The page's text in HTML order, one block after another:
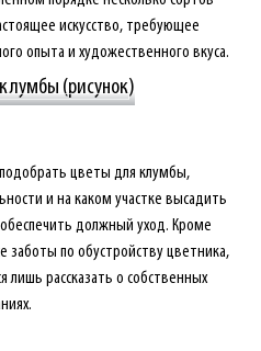
искусство, требующее
опыта и художественного вкуса.
цветы для клумбы,
и на каком участке высадить
должный уход. Кроме
заботы по обустройству цветника,
лишь рассказать о собственных